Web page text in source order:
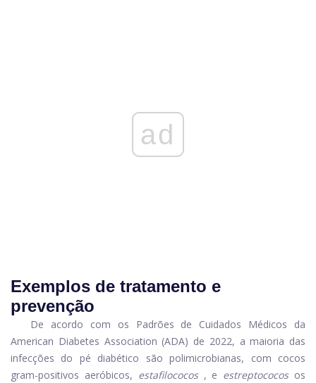
ad
Exemplos de tratamento e
prevenção
De acordo com os Padrões de Cuidados Médicos da
American Diabetes Association (ADA) de 2022, a maioria das
infecções do pé diabético são polimicrobianas, com cocos
gram-positivos aeróbicos, estafilococos, e estreptococosos